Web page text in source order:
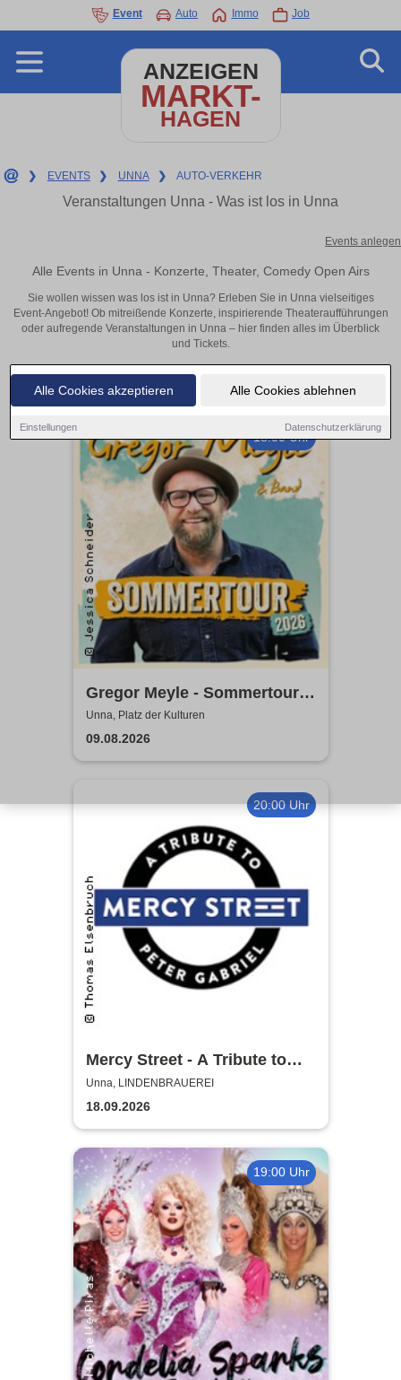
Alle Cookies akzeptieren Alle Cookies ablehnen
Einstellungen Datenschutzerklärung
Event Auto Immo Job
ANZEIGEN
MARKT-
HAGEN
❯ EVENTS ❯ UNNA ❯ AUTO-VERKEHR
Veranstaltungen Unna - Was ist los in Unna
Events anlegen
Alle Events in Unna - Konzerte, Theater, Comedy Open Airs
Sie wollen wissen was los ist in Unna? Erleben Sie in Unna vielseitiges
Event-Angebot! Ob mitreißende Konzerte, inspirierende Theateraufführungen
oder aufregende Veranstaltungen in Unna – hier finden alles im Überblick
und Tickets.
18:00 Uhr
Gregor Meyle - Sommertour
2026
Unna, Platz der Kulturen
09.08.2026
20:00 Uhr
Mercy Street - A Tribute to
Peter Gabriel
Unna, LINDENBRAUEREI
18.09.2026
19:00 Uhr